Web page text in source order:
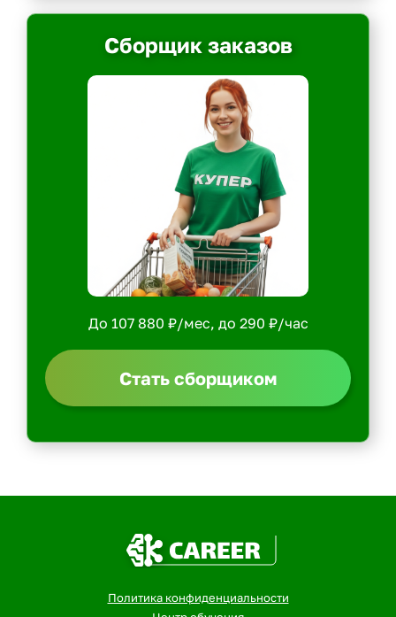
Сборщик заказов
До 107 880 ₽/мес, до 290 ₽/час
Стать сборщиком
Политика конфиденциальности